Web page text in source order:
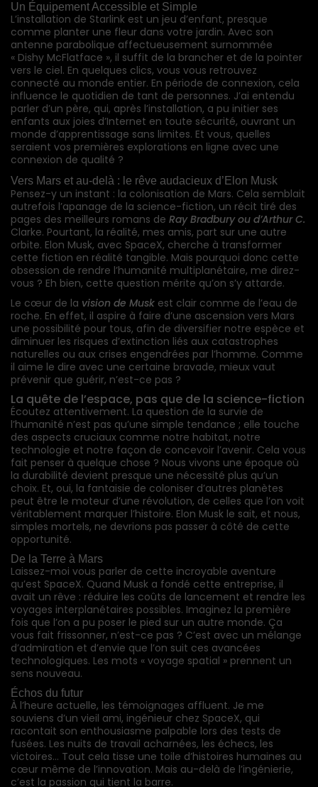
Un Équipement Accessible et Simple
L’installation de Starlink est un jeu d’enfant, presque
comme planter une fleur dans votre jardin. Avec son
antenne parabolique affectueusement surnommée
« Dishy McFlatface », il suffit de la brancher et de la pointer
vers le ciel. En quelques clics, vous vous retrouvez
connecté au monde entier. En période de connexion, cela
influence le quotidien de tant de personnes. J’ai entendu
parler d’un père, qui, après l’installation, a pu initier ses
enfants aux joies d’Internet en toute sécurité, ouvrant un
monde d’apprentissage sans limites. Et vous, quelles
seraient vos premières explorations en ligne avec une
connexion de qualité ?
Vers Mars et au-delà : le rêve audacieux d’Elon Musk
Pensez-y un instant : la colonisation de Mars. Cela semblait
autrefois l’apanage de la science-fiction, un récit tiré des
pages des meilleurs romans de Ray Bradbury ou d’Arthur C.
Clarke. Pourtant, la réalité, mes amis, part sur une autre
orbite. Elon Musk, avec SpaceX, cherche à transformer
cette fiction en réalité tangible. Mais pourquoi donc cette
obsession de rendre l’humanité multiplanétaire, me direz-
vous ? Eh bien, cette question mérite qu’on s’y attarde.
Le cœur de la vision de Musk est clair comme de l’eau de
roche. En effet, il aspire à faire d’une ascension vers Mars
une possibilité pour tous, afin de diversifier notre espèce et
diminuer les risques d’extinction liés aux catastrophes
naturelles ou aux crises engendrées par l’homme. Comme
il aime le dire avec une certaine bravade, mieux vaut
prévenir que guérir, n’est-ce pas ?
La quête de l’espace, pas que de la science-fiction
Écoutez attentivement. La question de la survie de
l’humanité n’est pas qu’une simple tendance ; elle touche
des aspects cruciaux comme notre habitat, notre
technologie et notre façon de concevoir l’avenir. Cela vous
fait penser à quelque chose ? Nous vivons une époque où
la durabilité devient presque une nécessité plus qu’un
choix. Et, oui, la fantaisie de coloniser d’autres planètes
peut être le moteur d’une révolution, de celles que l’on voit
véritablement marquer l’histoire. Elon Musk le sait, et nous,
simples mortels, ne devrions pas passer à côté de cette
opportunité.
De la Terre à Mars
Laissez-moi vous parler de cette incroyable aventure
qu’est SpaceX. Quand Musk a fondé cette entreprise, il
avait un rêve : réduire les coûts de lancement et rendre les
voyages interplanétaires possibles. Imaginez la première
fois que l’on a pu poser le pied sur un autre monde. Ça
vous fait frissonner, n’est-ce pas ? C’est avec un mélange
d’admiration et d’envie que l’on suit ces avancées
technologiques. Les mots « voyage spatial » prennent un
sens nouveau.
Échos du futur
À l’heure actuelle, les témoignages affluent. Je me
souviens d’un vieil ami, ingénieur chez SpaceX, qui
racontait son enthousiasme palpable lors des tests de
fusées. Les nuits de travail acharnées, les échecs, les
victoires… Tout cela tisse une toile d’histoires humaines au
cœur même de l’innovation. Mais au-delà de l’ingénierie,
c’est la passion qui tient la barre.